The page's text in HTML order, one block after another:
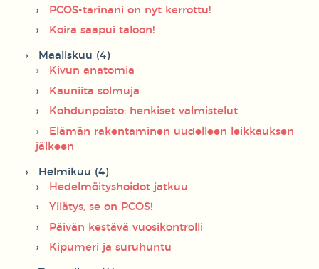
PCOS-tarinani on nyt kerrottu!
Koira saapui taloon!
Maaliskuu (4)
Kivun anatomia
Kauniita solmuja
Kohdunpoisto: henkiset valmistelut
Elämän rakentaminen uudelleen leikkauksen
jälkeen
Helmikuu (4)
Hedelmöityshoidot jatkuu
Yllätys, se on PCOS!
Päivän kestävä vuosikontrolli
Kipumeri ja suruhuntu